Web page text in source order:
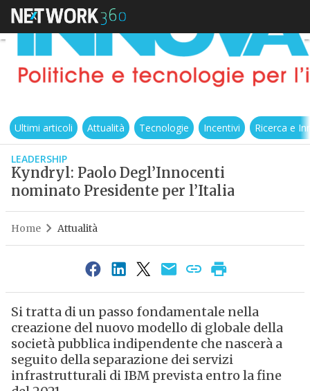
Ultimi articoli Attualità Tecnologie Incentivi Ricerca e
LEADERSHIP
Kyndryl: Paolo Degl’Innocenti
nominato Presidente per l’Italia
Home Attualità
Si tratta di un passo fondamentale nella
creazione del nuovo modello di globale della
società pubblica indipendente che nascerà a
seguito della separazione dei servizi
infrastrutturali di IBM prevista entro la fine